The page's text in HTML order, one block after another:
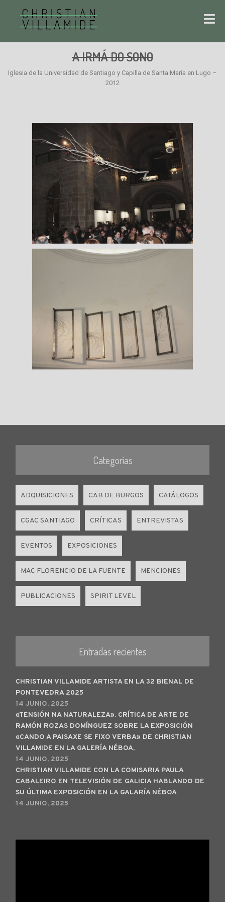
A IRMÁ DO SONO
Iglesia de la Universidad de Santiago y Capilla de Santa María en Lugo –
2012
Categorías
ADQUISICIONES CAB DE BURGOS CATÁLOGOS
CGAC SANTIAGO CRÍTICAS ENTREVISTAS
EVENTOS EXPOSICIONES
MAC FLORENCIO DE LA FUENTE MENCIONES
PUBLICACIONES SPIRIT LEVEL
Entradas recientes
CHRISTIAN VILLAMIDE ARTISTA EN LA 32 BIENAL DE
PONTEVEDRA 2025
14 JUNIO, 2025
«TENSIÓN NA NATURALEZA». CRÍTICA DE ARTE DE
RAMÓN ROZAS DOMÍNGUEZ SOBRE LA EXPOSICIÓN
«CANDO A PAISAXE SE FIXO VERBA» DE CHRISTIAN
VILLAMIDE EN LA GALERÍA NÉBOA,
14 JUNIO, 2025
CHRISTIAN VILLAMIDE CON LA COMISARIA PAULA
CABALEIRO EN TELEVISIÓN DE GALICIA HABLANDO DE
SU ÚLTIMA EXPOSICIÓN EN LA GALARÍA NÉBOA
14 JUNIO, 2025